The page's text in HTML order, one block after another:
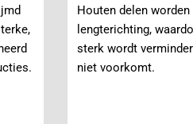
Houten delen
lengterichting,
sterk wordt
niet voorkomt.